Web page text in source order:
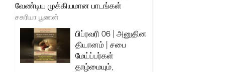
வேண்டிய முக்கியமான பாடங்கள்
சகரியா பூணன்
பிப்ரவரி 06 | அனுதின
தியானம் | சபை
மேய்ப்பர்கள்
தாழ்மையும்,